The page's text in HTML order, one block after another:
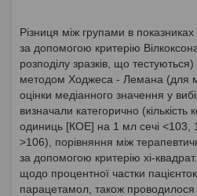
Різниця між групами в
за допомогою критерію
розподілу зразків, що тестуються)
методом Ходжеса - Лемана (для
оцінки медіанного значення у
визначали категорично (кількість
одиниць [КОЕ] на 1 мл сечі <103,
>106), порівняння між
за допомогою критерію хі-
щодо процентної частки
парацетамол, також